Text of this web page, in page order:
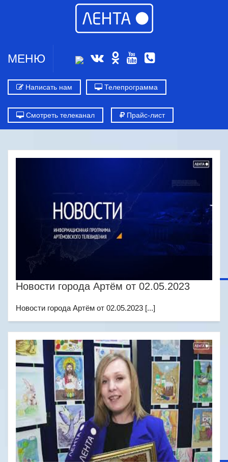
МЕНЮ
Написать нам Телепрограмма
Смотреть телеканал Прайс-лист
Новости города Артём от 02.05.2023
Новости города Артём от 02.05.2023 [...]